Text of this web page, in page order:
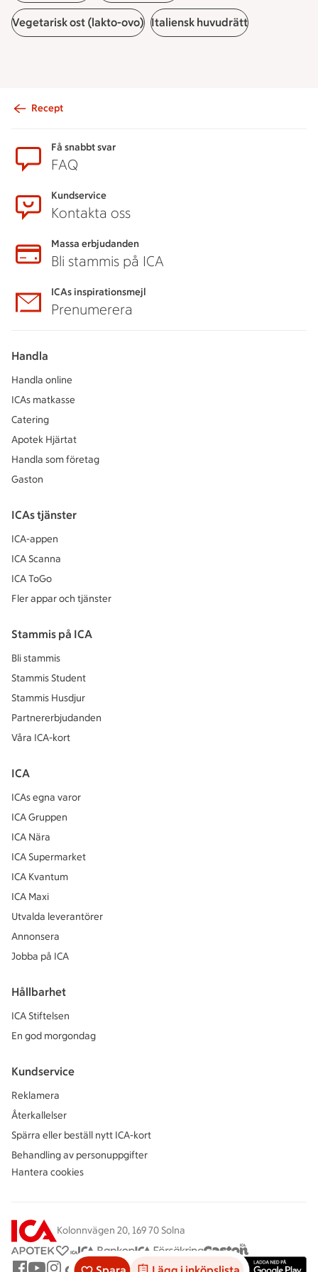
Vegetarisk ost (lakto-ovo) Italiensk huvudrätt
Recept
Få snabbt svar
FAQ
Kundservice
Kontakta oss
Massa erbjudanden
Bli stammis på ICA
ICAs inspirationsmejl
Prenumerera
Handla
Handla online
ICAs matkasse
Catering
Apotek Hjärtat
Handla som företag
Gaston
ICAs tjänster
ICA-appen
ICA Scanna
ICA ToGo
Fler appar och tjänster
Stammis på ICA
Bli stammis
Stammis Student
Stammis Husdjur
Partnererbjudanden
Våra ICA-kort
ICA
ICAs egna varor
ICA Gruppen
ICA Nära
ICA Supermarket
ICA Kvantum
ICA Maxi
Utvalda leverantörer
Annonsera
Jobba på ICA
Hållbarhet
ICA Stiftelsen
En god morgondag
Kundservice
Reklamera
Återkallelser
Spärra eller beställ nytt ICA-kort
Behandling av personuppgifter
Hantera cookies
Kolonnvägen 20, 169 70 Solna